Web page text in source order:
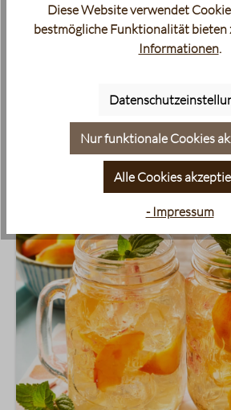
Herkunft, Sorten, Aromen und
entdecken Sie die Vielfalt und das
Tee.
Mehr erfahren
Diese Website verwendet
bestmögliche Funktionalität bieten
Informationen.
Nur funktionale Cookies
Alle Cookies
- Impressum